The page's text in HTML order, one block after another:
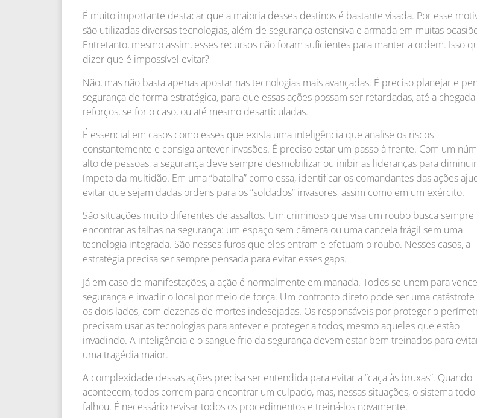
É muito importante destacar que a maioria desses destinos é bastante visada. Por esse
são utilizadas diversas tecnologias, além de segurança ostensiva e armada em muitas
Entretanto, mesmo assim, esses recursos não foram suficientes para manter a ordem. Isso
dizer que é impossível evitar?
Não, mas não basta apenas apostar nas tecnologias mais avançadas. É preciso planejar e
segurança de forma estratégica, para que essas ações possam ser retardadas, até a
reforços, se for o caso, ou até mesmo desarticuladas.
É essencial em casos como esses que exista uma inteligência que analise os riscos
constantemente e consiga antever invasões. É preciso estar um passo à frente. Com um
alto de pessoas, a segurança deve sempre desmobilizar ou inibir as lideranças para
ímpeto da multidão. Em uma “batalha” como essa, identificar os comandantes das ações
evitar que sejam dadas ordens para os “soldados” invasores, assim como em um exército.
São situações muito diferentes de assaltos. Um criminoso que visa um roubo busca sempre
encontrar as falhas na segurança: um espaço sem câmera ou uma cancela frágil sem uma
tecnologia integrada. São nesses furos que eles entram e efetuam o roubo. Nesses casos, a
estratégia precisa ser sempre pensada para evitar esses gaps.
Já em caso de manifestações, a ação é normalmente em manada. Todos se unem para
segurança e invadir o local por meio de força. Um confronto direto pode ser uma catástrofe
os dois lados, com dezenas de mortes indesejadas. Os responsáveis por proteger o
precisam usar as tecnologias para antever e proteger a todos, mesmo aqueles que estão
invadindo. A inteligência e o sangue frio da segurança devem estar bem treinados para
uma tragédia maior.
A complexidade dessas ações precisa ser entendida para evitar a “caça às bruxas”. Quando
acontecem, todos correm para encontrar um culpado, mas, nessas situações, o sistema todo
falhou. É necessário revisar todos os procedimentos e treiná-los novamente.